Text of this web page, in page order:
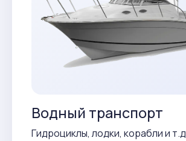
Водный транспорт
Гидроциклы, лодки, корабли и т.д